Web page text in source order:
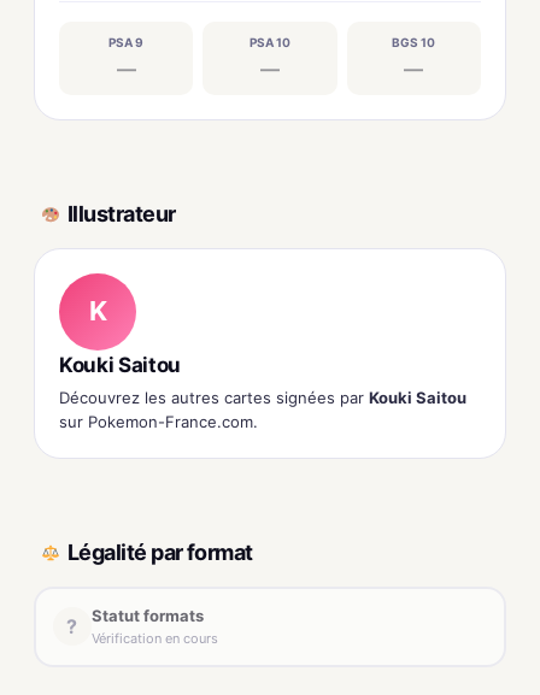
PSA 9
—
PSA 10
—
BGS 10
—
Illustrateur
K
Kouki Saitou
Découvrez les autres cartes signées par Kouki Saitou
sur Pokemon-France.com.
Légalité par format
? Statut formats
Vérification en cours